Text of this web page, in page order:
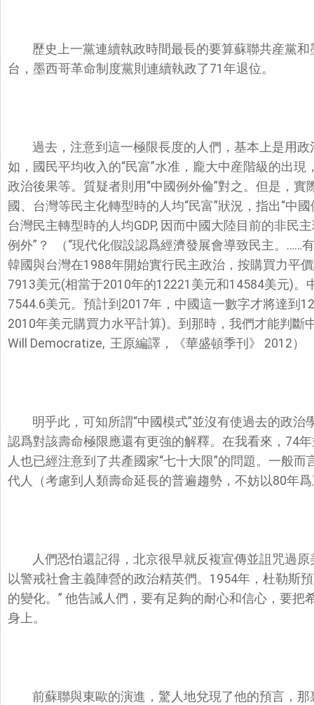
歷史上一黨連續執政時間最長的要算蘇聯共産黨
台，墨西哥革命制度黨則連續執政了71年退位。
過去，注意到這一極限長度的人們，基本上是用
如，國民平均收入的“民富”水准，龐大中産階級的出
政治後果等。質疑者則用“中國例外倫”對之。但是，
國、台灣等民主化轉型時的人均“民富”狀況，指出“中
台灣民主轉型時的人均GDP, 因而中國大陸目前的非民
例外”？ （“現代化假設認爲經濟發展會導致民主。……
韓國與台灣在1988年開始實行民主政治，按購買力平
7913美元(相當于2010年的12221美元和14584美元)。
7544.6美元。預計到2017年，中國這一數字才將達到
2010年美元購買力水平計算)。到那時，我們才能判斷
Will Democratize, 王原編譯，《華盛頓季刊》 2012）
明乎此，可知所謂“中國模式”並沒有使過去的政
認爲對該壽命極限應還有更強的解釋。在我看來，74
人也已經注意到了共產國家“七十大限”的問題。一般
代人（考慮到人類壽命延長的普遍趨勢，不妨以80年
人們恐怕還記得，北京很早就反複宣傳並詛咒過
以警戒社會主義陣營的政治精英們。1954年，杜勒斯
的變化。” 他告誡人們，要有足夠的耐心和信心，要
身上。
前蘇聯與東歐的演進，驚人地兌現了他的預言，